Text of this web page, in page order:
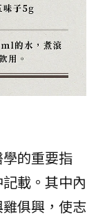
的重要指
載。其中內
俱興，使志